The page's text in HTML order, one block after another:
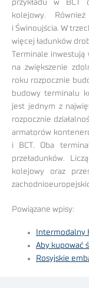
przykładu w BCT
kolejowy.
i Świnoujścia. W
więcej ładunków
Terminale inwestują
na zwiększenie
roku rozpocznie
budowy terminalu
jest jednym z
rozpocznie
armatorów
i BCT. Oba
przeładunków.
kolejowy oraz
Powiązane wpisy:
Intermodalny
Aby kupować
Rosyjskie